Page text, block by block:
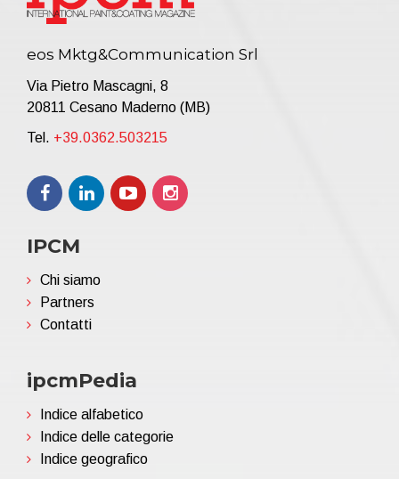
eos Mktg&Communication Srl
Via Pietro Mascagni, 8
20811 Cesano Maderno (MB)
Tel. +39.0362.503215
IPCM
Chi siamo
Partners
Contatti
ipcmPedia
Indice alfabetico
Indice delle categorie
Indice geografico